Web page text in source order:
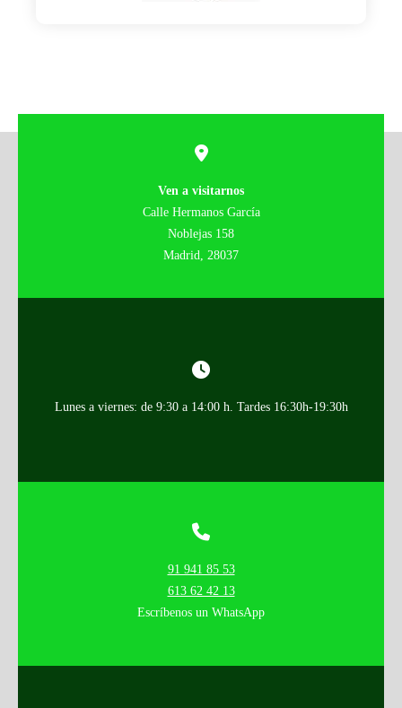
Ven a visitarnos
Calle Hermanos García
Noblejas 158
Madrid, 28037
Lunes a viernes: de 9:30 a 14:00 h. Tardes 16:30h-19:30h
91 941 85 53
613 62 42 13
Escríbenos un WhatsApp